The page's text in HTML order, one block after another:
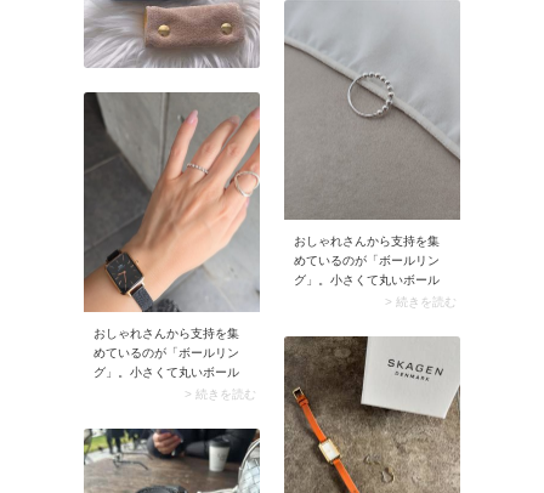
おしゃれさんから支持を集
めているのが「ボールリン
グ」。小さくて丸いボール
を連ねたようなリングは大
繊細なデザインなのでサム
リングやピンキーリングと
しても人気です。
> 続きを読む
おしゃれさんから支持を集
めているのが「ボールリン
グ」。小さくて丸いボール
を連ねたようなリングは大
繊細なデザインなのでサム
リングやピンキーリングと
しても人気です。
> 続きを読む